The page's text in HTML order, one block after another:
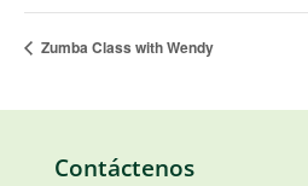
Zumba Class with Wendy
Contáctenos